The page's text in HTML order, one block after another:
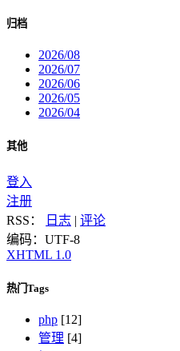
归档
2026/08
2026/07
2026/06
2026/05
2026/04
其他
登入
注册
RSS：
日志 | 评论
编码：UTF-8
XHTML 1.0
热门Tags
php [12]
管理 [4]